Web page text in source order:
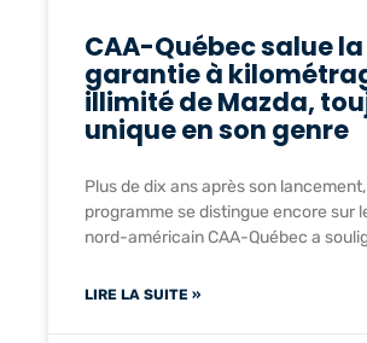
CAA-Québec salue la
garantie à
illimité de Mazda,
unique en son genre
Plus de dix ans après son
programme se distingue encore sur
nord-américain CAA-Québec a
LIRE LA SUITE »